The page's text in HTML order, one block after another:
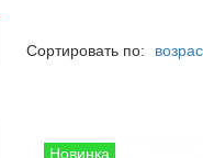
Сортировать по: